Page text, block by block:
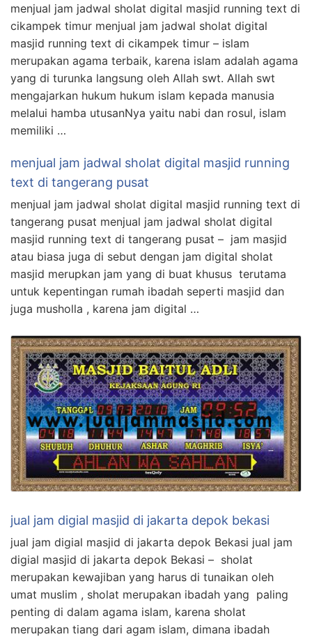
menjual jam jadwal sholat digital masjid running text di
cikampek timur menjual jam jadwal sholat digital
masjid running text di cikampek timur – islam
merupakan agama terbaik, karena islam adalah agama
yang di turunka langsung oleh Allah swt. Allah swt
mengajarkan hukum hukum islam kepada manusia
melalui hamba utusanNya yaitu nabi dan rosul, islam
memiliki …
menjual jam jadwal sholat digital masjid running
text di tangerang pusat
menjual jam jadwal sholat digital masjid running text di
tangerang pusat menjual jam jadwal sholat digital
masjid running text di tangerang pusat – jam masjid
atau biasa juga di sebut dengan jam digital sholat
masjid merupkan jam yang di buat khusus terutama
untuk kepentingan rumah ibadah seperti masjid dan
juga musholla , karena jam digital …
jual jam digial masjid di jakarta depok bekasi
jual jam digial masjid di jakarta depok Bekasi jual jam
digial masjid di jakarta depok Bekasi – sholat
merupakan kewajiban yang harus di tunaikan oleh
umat muslim , sholat merupakan ibadah yang paling
penting di dalam agama islam, karena sholat
merupakan tiang dari agam islam, dimana ibadah